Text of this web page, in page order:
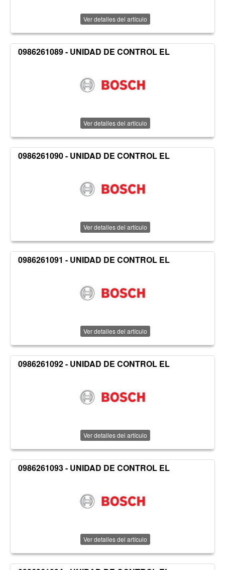
Ver detalles del artículo
0986261089 - UNIDAD DE CONTROL EL
Ver detalles del artículo
0986261090 - UNIDAD DE CONTROL EL
Ver detalles del artículo
0986261091 - UNIDAD DE CONTROL EL
Ver detalles del artículo
0986261092 - UNIDAD DE CONTROL EL
Ver detalles del artículo
0986261093 - UNIDAD DE CONTROL EL
Ver detalles del artículo